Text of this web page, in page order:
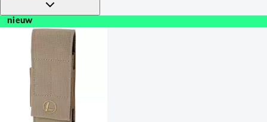
nieuw